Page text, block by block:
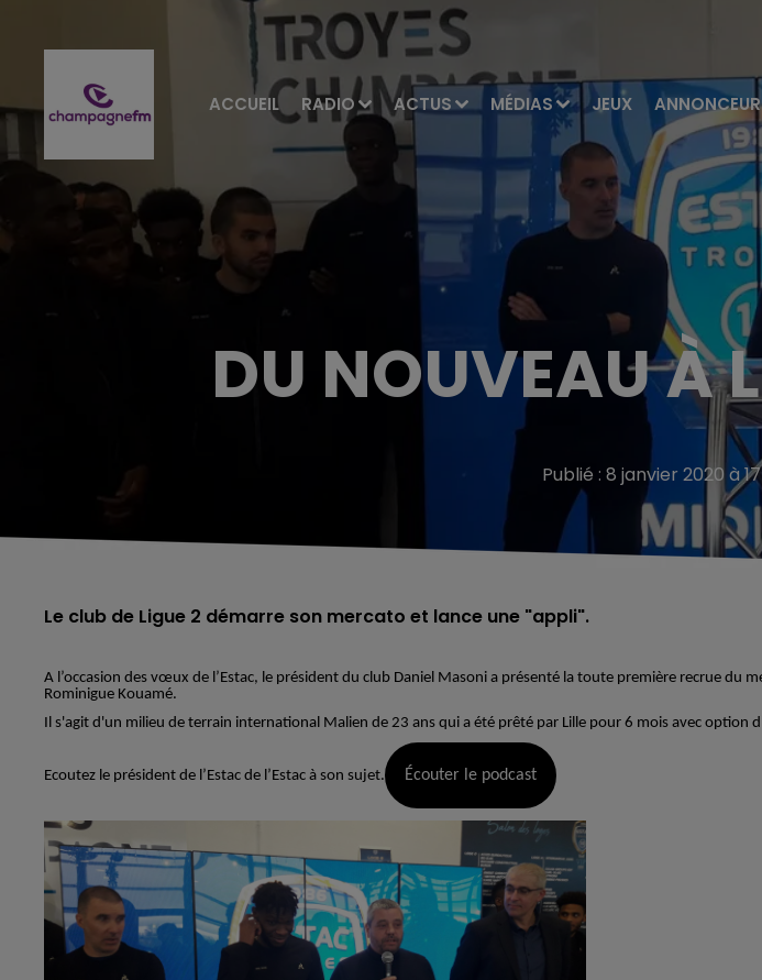
ACCUEIL RADIO ACTUS MÉDIAS JEUX
DU NOUVEAU À
Publié : 8 janvier 2020 à
Le club de Ligue 2 démarre son mercato et lance une "appli".
A l’occasion des vœux de l’Estac, le président du club Daniel Masoni a présenté la toute première recrue du
Rominigue Kouamé.
Il s'agit d'un milieu de terrain international Malien de 23 ans qui a été prêté par Lille pour 6 mois avec option
Ecoutez le président de l’Estac de l’Estac à son sujet. Écouter le podcast